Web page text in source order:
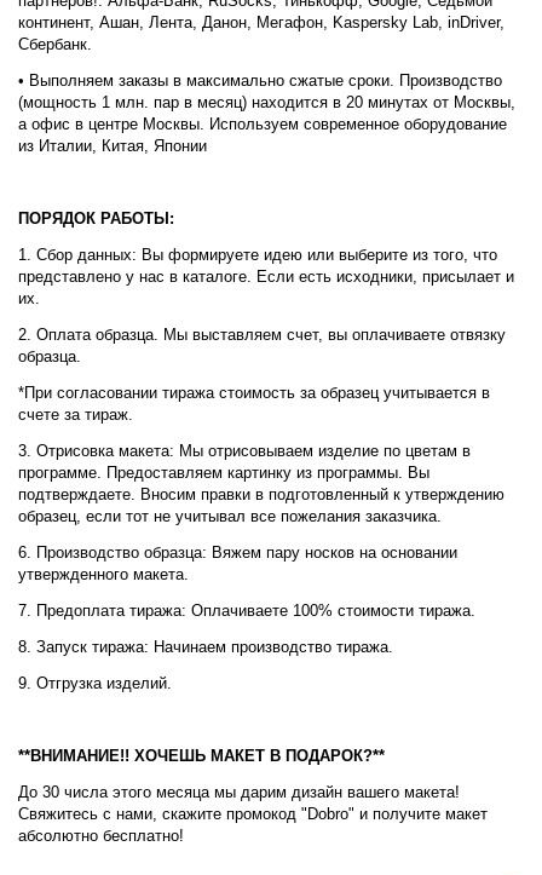
континент, Ашан, Лента, Данон, Мегафон, Kaspersky Lab, inDriver,
Сбербанк.
• Выполняем заказы в максимально сжатые сроки. Производство
(мощность 1 млн. пар в месяц) находится в 20 минутах от Москвы,
а офис в центре Москвы. Используем современное оборудование
из Италии, Китая, Японии
ПОРЯДОК РАБОТЫ:
1. Сбор данных: Вы формируете идею или выберите из того, что
представлено у нас в каталоге. Если есть исходники, присылает и
их.
2. Оплата образца. Мы выставляем счет, вы оплачиваете отвязку
образца.
*При согласовании тиража стоимость за образец учитывается в
счете за тираж.
3. Отрисовка макета: Мы отрисовываем изделие по цветам в
программе. Предоставляем картинку из программы. Вы
подтверждаете. Вносим правки в подготовленный к утверждению
образец, если тот не учитывал все пожелания заказчика.
6. Производство образца: Вяжем пару носков на основании
утвержденного макета.
7. Предоплата тиража: Оплачиваете 100% стоимости тиража.
8. Запуск тиража: Начинаем производство тиража.
9. Отгрузка изделий.
**ВНИМАНИЕ!! ХОЧЕШЬ МАКЕТ В ПОДАРОК?**
До 30 числа этого месяца мы дарим дизайн вашего макета!
Свяжитесь с нами, скажите промокод "Dobro" и получите макет
абсолютно бесплатно!